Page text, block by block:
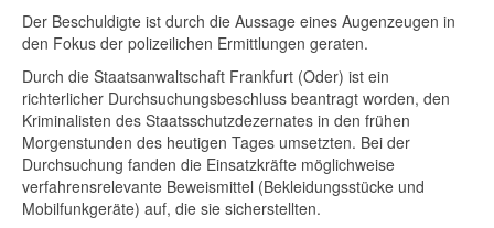
Der Beschuldigte ist durch die Aussage eines Augenzeugen in
den Fokus der polizeilichen Ermittlungen geraten.
Durch die Staatsanwaltschaft Frankfurt (Oder) ist ein
richterlicher Durchsuchungsbeschluss beantragt worden, den
Kriminalisten des Staatsschutzdezernates in den frühen
Morgenstunden des heutigen Tages umsetzten. Bei der
Durchsuchung fanden die Einsatzkräfte möglichweise
verfahrensrelevante Beweismittel (Bekleidungsstücke und
Mobilfunkgeräte) auf, die sie sicherstellten.